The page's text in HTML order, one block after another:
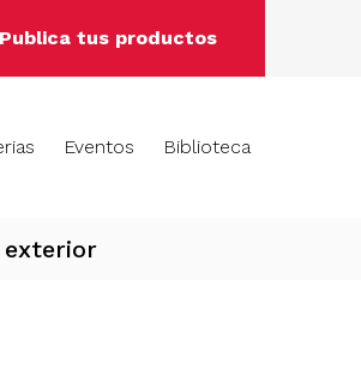
Publica tus productos
Eventos Biblioteca
exterior